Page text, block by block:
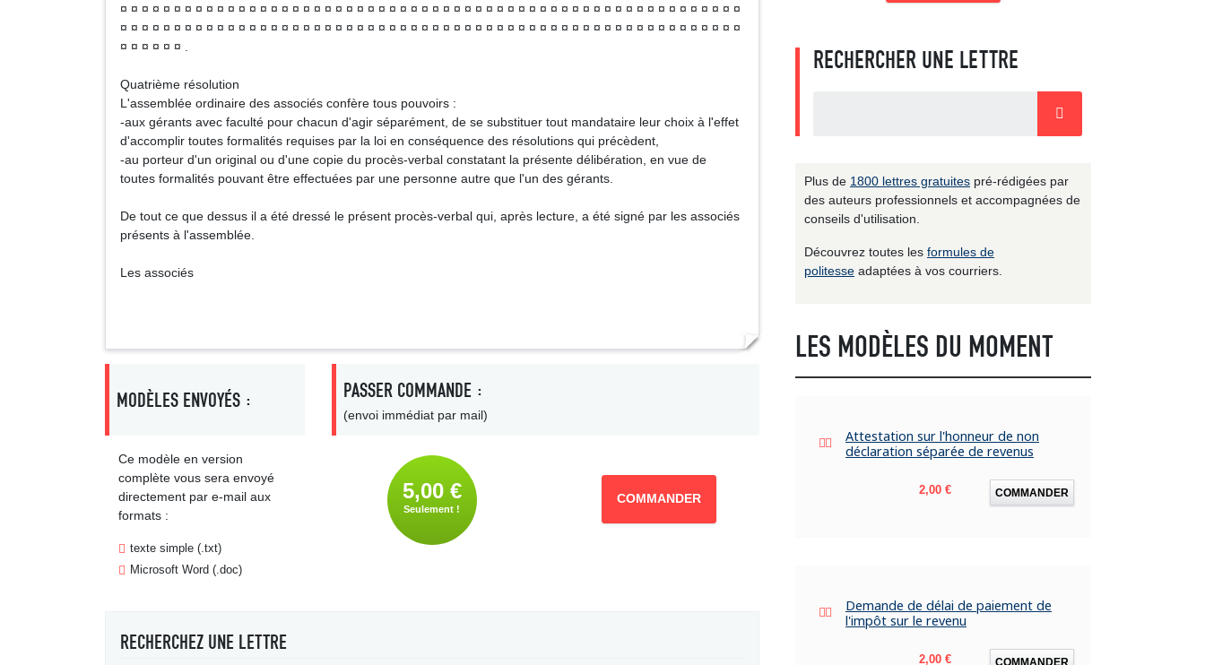
¤ ¤ ¤ ¤ ¤ ¤ ¤ ¤ ¤ ¤ ¤ ¤ ¤ ¤ ¤ ¤ ¤ ¤ ¤ ¤ ¤ ¤ ¤ ¤ ¤ ¤ ¤ ¤ ¤ ¤ ¤ ¤ ¤ ¤ ¤ ¤ ¤ ¤ ¤ ¤ ¤ ¤ ¤ ¤ ¤ ¤ ¤ ¤ ¤ ¤ ¤ ¤ ¤ ¤ ¤ ¤ ¤ ¤
¤ ¤ ¤ ¤ ¤ ¤ ¤ ¤ ¤ ¤ ¤ ¤ ¤ ¤ ¤ ¤ ¤ ¤ ¤ ¤ ¤ ¤ ¤ ¤ ¤ ¤ ¤ ¤ ¤ ¤ ¤ ¤ ¤ ¤ ¤ ¤ ¤ ¤ ¤ ¤ ¤ ¤ ¤ ¤ ¤ ¤ ¤ ¤ ¤ ¤ ¤ ¤ ¤ ¤ ¤ ¤ ¤ ¤
¤ ¤ ¤ ¤ ¤ ¤ .
Quatrième résolution
L'assemblée ordinaire des associés confère tous pouvoirs :
-aux gérants avec faculté pour chacun d'agir séparément, de se substituer tout mandataire leur choix à l'effet
d'accomplir toutes formalités requises par la loi en conséquence des résolutions qui précèdent,
-au porteur d'un original ou d'une copie du procès-verbal constatant la présente délibération, en vue de
toutes formalités pouvant être effectuées par une personne autre que l'un des gérants.
De tout ce que dessus il a été dressé le présent procès-verbal qui, après lecture, a été signé par les associés
présents à l'assemblée.
Les associés
MODÈLES ENVOYÉS :
Ce modèle en version
complète vous sera envoyé
directement par e-mail aux
formats :
texte simple (.txt)
Microsoft Word (.doc)
PASSER COMMANDE :
(envoi immédiat par mail)
5,00 €
Seulement !
COMMANDER
RECHERCHEZ UNE LETTRE
RECHERCHER UNE LETTRE
Plus de 1800 lettres gratuites pré-rédigées par
des auteurs professionnels et accompagnées de
conseils d'utilisation.
Découvrez toutes les formules de
politesse adaptées à vos courriers.
LES MODÈLES DU MOMENT
Attestation sur l'honneur de non
déclaration séparée de revenus
Prix
2,00 € COMMANDER
Demande de délai de paiement de
l'impôt sur le revenu
Prix
2,00 € COMMANDER